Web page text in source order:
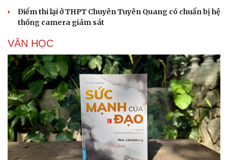
Lịch thi đấu bóng đá
Thế giới thể thao
eSports
Hậu trường
Tư vấn
Điểm thi lại ở THPT Chuyên Tuyên Quang có chuẩn bị hệ
thống camera giám sát
VĂN HỌC